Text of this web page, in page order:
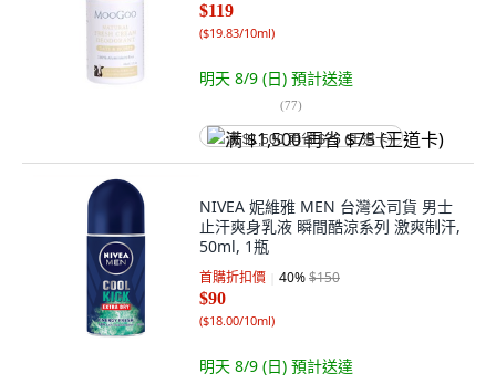
$119
($19.83/10ml)
明天 8/9 (日) 預計送達
(77)
满 $1,500 再省 $75 (王道卡)
NIVEA 妮維雅 MEN 台灣公司貨 男士
止汗爽身乳液 瞬間酷涼系列 激爽制汗,
50ml, 1瓶
首購折扣價 40%$150
$90
($18.00/10ml)
明天 8/9 (日) 預計送達